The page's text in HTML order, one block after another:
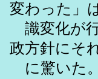
変わった」
識変化が
政方針にそ
に驚いた